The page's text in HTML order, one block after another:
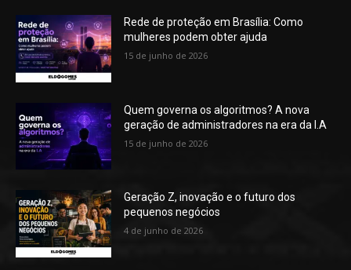
Rede de proteção em Brasília: Como
mulheres podem obter ajuda
15 de junho de 2026
Quem governa os algoritmos? A nova
geração de administradores na era da I.A
15 de junho de 2026
Geração Z, inovação e o futuro dos
pequenos negócios
4 de junho de 2026